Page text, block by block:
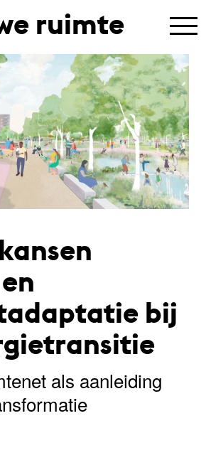
ruimte
bij
als aanleiding